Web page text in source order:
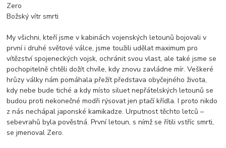
Zero
Božský vítr smrti
My všichni, kteří jsme v kabinách vojenských letounů bojovali v
první i druhé světové válce, jsme toužili udělat maximum pro
vítězství spojeneckých vojsk, ochránit svou vlast, ale také jsme se
pochopitelně chtěli dožít chvíle, kdy znovu zavládne mír. Veškeré
hrůzy války nám pomáhala přežít představa obyčejného života,
kdy nebe bude tiché a kdy místo siluet nepřátelských letounů se
budou proti nekonečné modři rýsovat jen ptačí křídla. I proto nikdo
z nás nechápal japonské kamikadze. Urputnost těchto letců –
sebevrahů byla pověstná. První letoun, s nímž se řítili vstříc smrti,
se jmenoval Zero.